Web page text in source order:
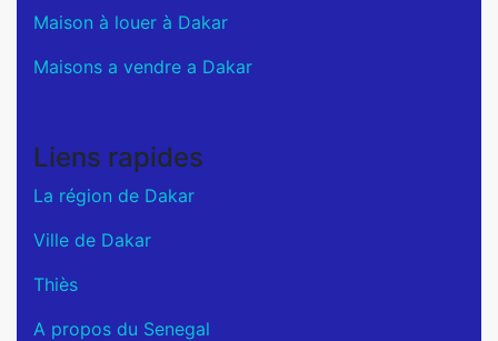
Maison à louer à Dakar
Maisons a vendre a Dakar
Liens rapides
La région de Dakar
Ville de Dakar
Thiès
A propos du Senegal